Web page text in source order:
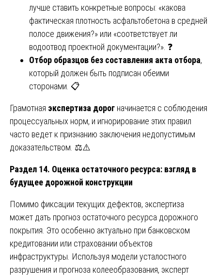
лучше ставить конкретные вопросы: «какова
фактическая плотность асфальтобетона в средней
полосе движения?» или «соответствует ли
водоотвод проектной документации?». ❓
Отбор образцов без составления акта отбора,
который должен быть подписан обеими
сторонами. 📋
Грамотная экспертиза дорог начинается с соблюдения
процессуальных норм, и игнорирование этих правил
часто ведет к признанию заключения недопустимым
доказательством. ⚖️⚠️
Раздел 14. Оценка остаточного ресурса: взгляд в
будущее дорожной конструкции
Помимо фиксации текущих дефектов, экспертиза
может дать прогноз остаточного ресурса дорожного
покрытия. Это особенно актуально при банковском
кредитовании или страховании объектов
инфраструктуры. Используя модели усталостного
разрушения и прогноза колееобразования, эксперт